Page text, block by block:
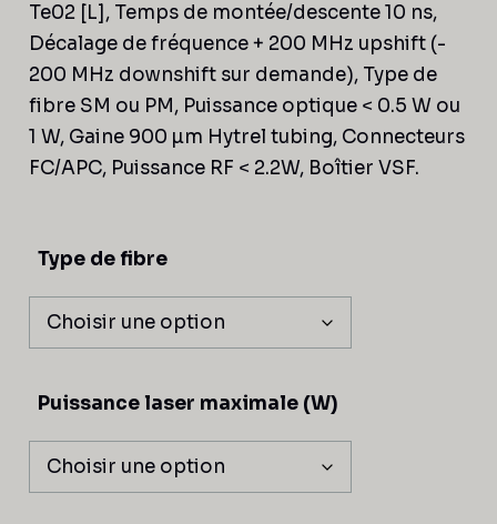
Te02 [L], Temps de montée/descente 10 ns,
Décalage de fréquence + 200 MHz upshift (-
200 MHz downshift sur demande), Type de
fibre SM ou PM, Puissance optique < 0.5 W ou
1 W, Gaine 900 µm Hytrel tubing, Connecteurs
FC/APC, Puissance RF < 2.2W, Boîtier VSF.
Type de fibre
Puissance laser maximale (W)